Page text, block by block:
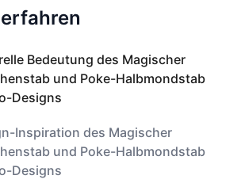
Bedeutung des Magischer
und Poke-Halbmondstab
Designs
Inspiration des Magischer
und Poke-Halbmondstab
Designs